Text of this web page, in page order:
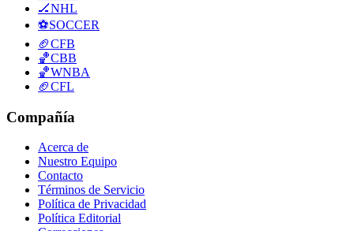
🏒NHL
⚽SOCCER
🏈CFB
🏀CBB
🏀WNBA
🏈CFL
Compañía
Acerca de
Nuestro Equipo
Contacto
Términos de Servicio
Política de Privacidad
Política Editorial